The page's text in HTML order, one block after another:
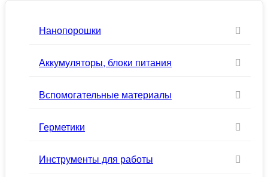
Нанопорошки
Аккумуляторы, блоки питания
Вспомогательные материалы
Герметики
Инструменты для работы